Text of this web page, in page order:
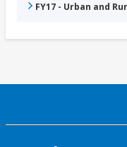
FY17 - Urban and